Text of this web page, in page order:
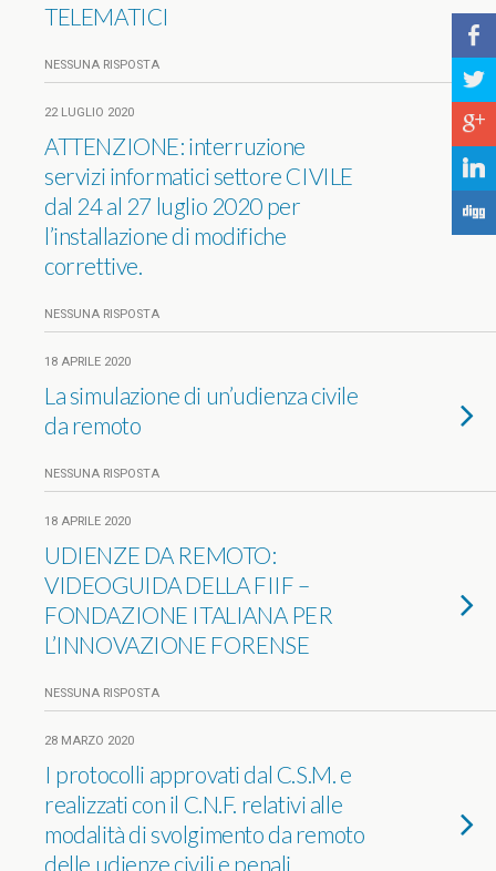
TELEMATICI
NESSUNA RISPOSTA
22 LUGLIO 2020
ATTENZIONE: interruzione
servizi informatici settore CIVILE
dal 24 al 27 luglio 2020 per
l’installazione di modifiche
correttive.
NESSUNA RISPOSTA
18 APRILE 2020
La simulazione di un’udienza civile
da remoto
NESSUNA RISPOSTA
18 APRILE 2020
UDIENZE DA REMOTO:
VIDEOGUIDA DELLA FIIF –
FONDAZIONE ITALIANA PER
L’INNOVAZIONE FORENSE
NESSUNA RISPOSTA
28 MARZO 2020
I protocolli approvati dal C.S.M. e
realizzati con il C.N.F. relativi alle
modalità di svolgimento da remoto
delle udienze civili e penali
b
a
c
j
F